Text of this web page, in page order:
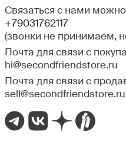
Связаться с нами
+79031762117
(звонки не принимаем,
Почта для связи с
hi@secondfriendstore.ru
Почта для связи с
sell@secondfriendstore.ru